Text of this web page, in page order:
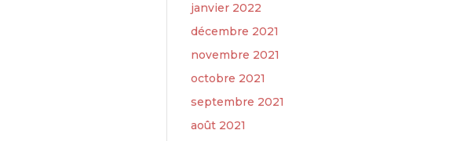
janvier 2022
décembre 2021
novembre 2021
octobre 2021
septembre 2021
août 2021